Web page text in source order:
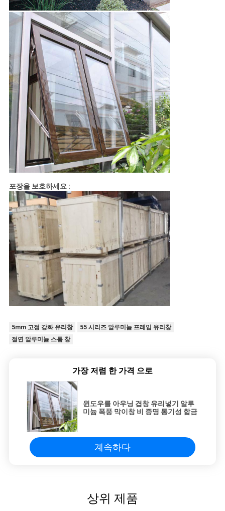
포장을 보호하세요 :
5mm 고정 강화 유리창
55 시리즈 알루미늄 프레임 유리창
절연 알루미늄 스톰 창
가장 저렴 한 가격 으로
윈도우를 아우닝 겹창 유리넣기 알루
미늄 폭풍 막이창 비 증명 통기성 합금
계속하다
상위 제품